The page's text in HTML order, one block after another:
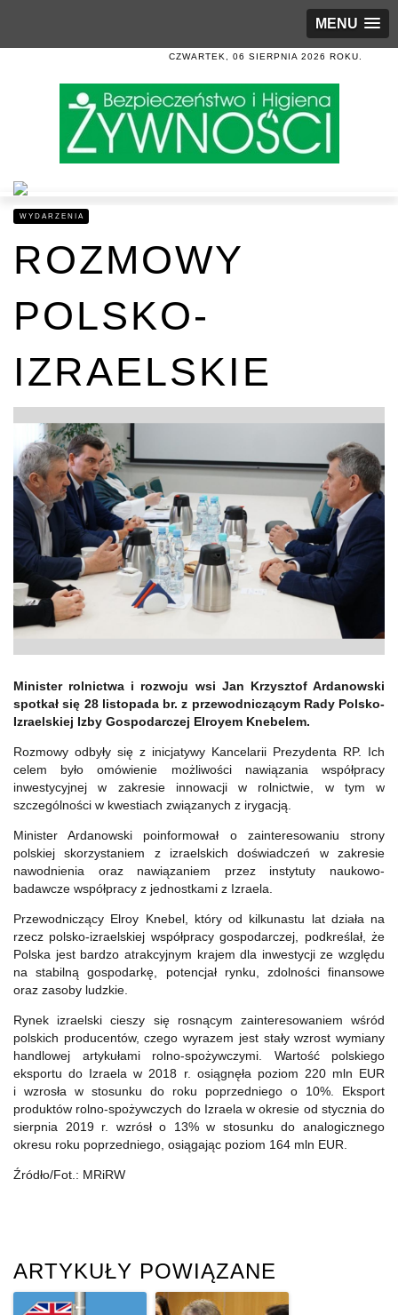
MENU
CZWARTEK, 06 SIERPNIA 2026 ROKU.
WYDARZENIA
ROZMOWY
POLSKO-
IZRAELSKIE
Minister rolnictwa i rozwoju wsi Jan Krzysztof Ardanowski
spotkał się 28 listopada br. z przewodniczącym Rady Polsko-
Izraelskiej Izby Gospodarczej Elroyem Knebelem.
Rozmowy odbyły się z inicjatywy Kancelarii Prezydenta RP. Ich
celem było omówienie możliwości nawiązania współpracy
inwestycyjnej w zakresie innowacji w rolnictwie, w tym w
szczególności w kwestiach związanych z irygacją.
Minister Ardanowski poinformował o zainteresowaniu strony
polskiej skorzystaniem z izraelskich doświadczeń w zakresie
nawodnienia oraz nawiązaniem przez instytuty naukowo-
badawcze współpracy z jednostkami z Izraela.
Przewodniczący Elroy Knebel, który od kilkunastu lat działa na
rzecz polsko-izraelskiej współpracy gospodarczej, podkreślał, że
Polska jest bardzo atrakcyjnym krajem dla inwestycji ze względu
na stabilną gospodarkę, potencjał rynku, zdolności finansowe
oraz zasoby ludzkie.
Rynek izraelski cieszy się rosnącym zainteresowaniem wśród
polskich producentów, czego wyrazem jest stały wzrost wymiany
handlowej artykułami rolno-spożywczymi. Wartość polskiego
eksportu do Izraela w 2018 r. osiągnęła poziom 220 mln EUR
i wzrosła w stosunku do roku poprzedniego o 10%. Eksport
produktów rolno-spożywczych do Izraela w okresie od stycznia do
sierpnia 2019 r. wzrósł o 13% w stosunku do analogicznego
okresu roku poprzedniego, osiągając poziom 164 mln EUR.
Źródło/Fot.: MRiRW
ARTYKUŁY POWIĄZANE